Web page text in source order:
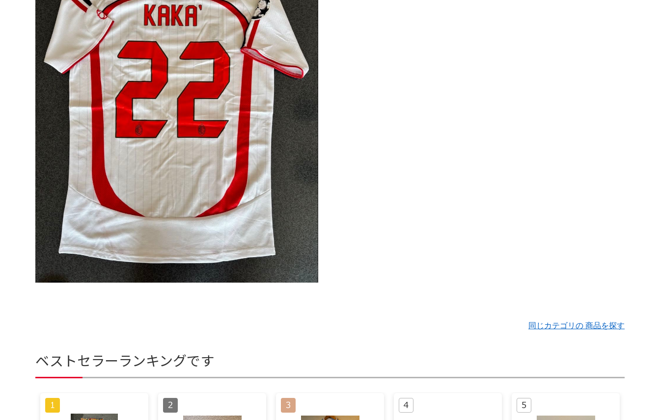
同じカテゴリの 商品を探す
ベストセラーランキングです